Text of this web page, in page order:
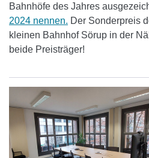
Bahnhöfe des Jahres
2024 nennen. Der Sonderpreis
kleinen Bahnhof Sörup in der
beide Preisträger!